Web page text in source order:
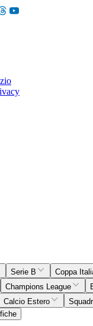
Serie B
Coppa
Champions League
Calcio Estero